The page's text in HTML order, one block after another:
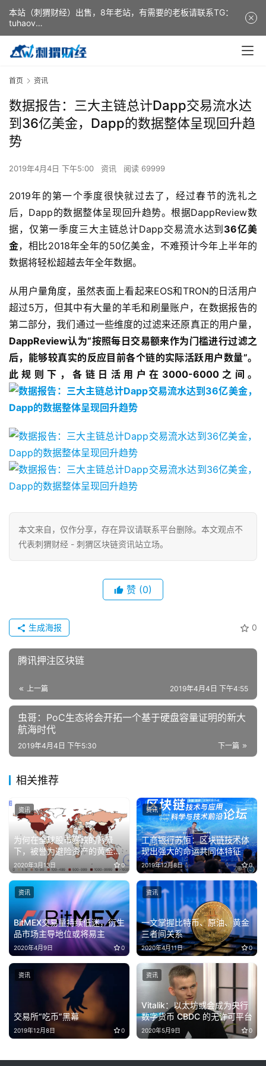
首页 资讯
数据报告：三大主链总计Dapp交易流水达
到36亿美金，Dapp的数据整体呈现回升趋
势
2019年4月4日 下午5:00 资讯 阅读 69999
2019年的第一个季度很快就过去了，经过春节的洗礼之
后， Dapp的数据整体呈现回升趋势。根据DappReview数
据，仅第一季度三大主链总计Dapp交易流水达到 36亿美
金，相比2018年全年的50亿美金，不难预计今年上半年的
数据将轻松超越去年全年数据。
从用户量角度，虽然表面上看起来EOS和TRON的日活用户
超过5万，但其中有大量的羊毛和刷量账户，在数据报告的
第二部分，我们通过一些维度的过滤来还原真正的用户量，
DappReview认为“按照每日交易额来作为门槛进行过滤之
后，能够较真实的反应目前各个链的实际活跃用户数量”。
此规则下，各链日活用户在 3000-6000之间。
本文来自 ，仅作分享，存在异议请联系平台删除。本文观点不
代表刺猬财经 - 刺猬区块链资讯站立场。
赞 (0)
0
生成海报
腾讯押注区块链
上一篇 2019年4月4日 下午4:55
虫哥：PoC生态将会开拓一个基于硬盘容量证明的新大
航海时代
下一篇
2019年4月4日 下午5:30
相关推荐
为何在全球股市暴跌的背景
下，被誉为避险资产的黄金、
比特币也难逃厄运？
2020年3月13日 0
资讯
工商银行苏恒：区块链技术体
现出强大的命运共同体特征
2019年12月8日 0
资讯
BitMEX交易量持续低迷，衍生
品市场主导地位或将易主
2020年4月9日 0
资讯
一文掌握比特币、原油、黄金
三者间关系
2020年4月11日 0
资讯
交易所“吃币”黑幕
2019年12月8日 0
资讯
Vitalik：以太坊或会成为央行
数字货币 CBDC 的无许可平台
2020年5月9日 0
资讯
本站（刺猬财经）出售，8年老站，有需要的老板请联系TG：
tuhaov
This website (ciweicaijing) is for sale. It is a 8-year-old
website. If you need it, please contact TG: tuhaov